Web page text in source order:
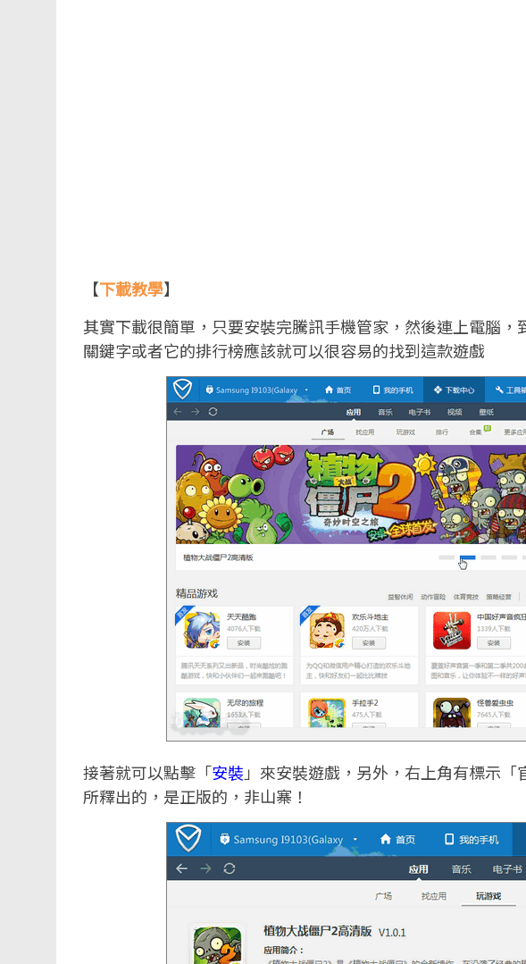
【下載教學】
其實下載很簡單，只要安裝完騰訊手機管家，然後連上電腦，
關鍵字或者它的排行榜應該就可以很容易的找到這款遊戲
接著就可以點擊「安裝 」來安裝遊戲，另外，右上角有標示
所釋出的，是正版的，非山寨！